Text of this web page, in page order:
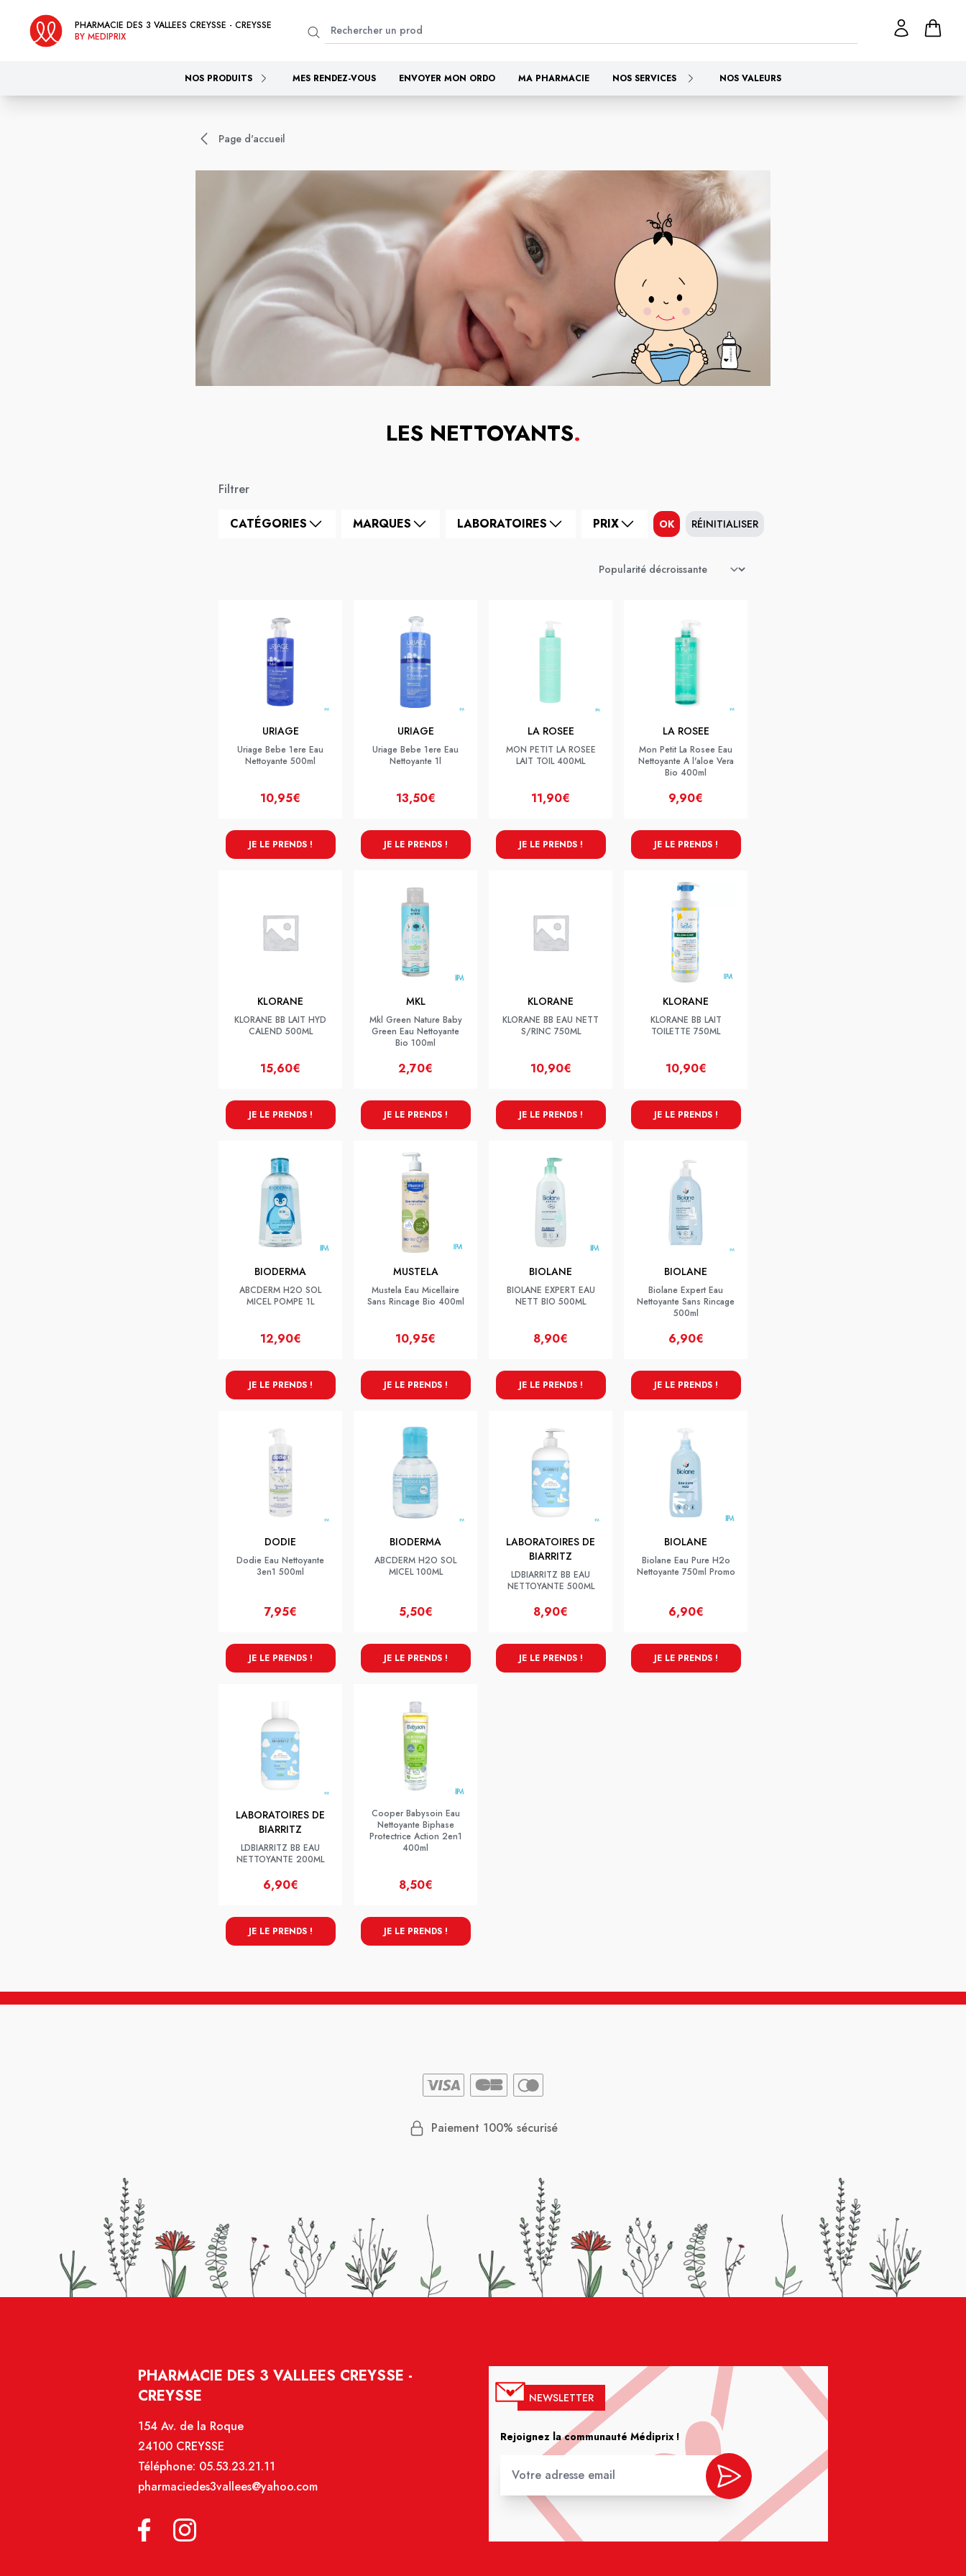
PHARMACIE DES 3 VALLEES CREYSSE - CREYSSE
BY MEDIPRIX
NOS PRODUITS MES RENDEZ-VOUS ENVOYER MON ORDO MA PHARMACIE NOS SERVICES NOS VALEURS
Page d'accueil
LES NETTOYANTS.
Filtrer
CATÉGORIES MARQUES LABORATOIRES PRIX OK RÉINITIALISER
URIAGE
Uriage Bebe 1ere Eau
Nettoyante 500ml
10,95€
JE LE PRENDS !
URIAGE
Uriage Bebe 1ere Eau
Nettoyante 1l
13,50€
JE LE PRENDS !
LA ROSEE
MON PETIT LA ROSEE
LAIT TOIL 400ML
11,90€
JE LE PRENDS !
LA ROSEE
Mon Petit La Rosee Eau
Nettoyante A l'aloe Vera
Bio 400ml
9,90€
JE LE PRENDS !
KLORANE
KLORANE BB LAIT HYD
CALEND 500ML
15,60€
JE LE PRENDS !
MKL
Mkl Green Nature Baby
Green Eau Nettoyante
Bio 100ml
2,70€
JE LE PRENDS !
KLORANE
KLORANE BB EAU NETT
S/RINC 750ML
10,90€
JE LE PRENDS !
KLORANE
KLORANE BB LAIT
TOILETTE 750ML
10,90€
JE LE PRENDS !
BIODERMA
ABCDERM H2O SOL
MICEL POMPE 1L
12,90€
JE LE PRENDS !
MUSTELA
Mustela Eau Micellaire
Sans Rincage Bio 400ml
10,95€
JE LE PRENDS !
BIOLANE
BIOLANE EXPERT EAU
NETT BIO 500ML
8,90€
JE LE PRENDS !
BIOLANE
Biolane Expert Eau
Nettoyante Sans Rincage
500ml
6,90€
JE LE PRENDS !
DODIE
Dodie Eau Nettoyante
3en1 500ml
7,95€
JE LE PRENDS !
BIODERMA
ABCDERM H2O SOL
MICEL 100ML
5,50€
JE LE PRENDS !
LABORATOIRES DE
BIARRITZ
LDBIARRITZ BB EAU
NETTOYANTE 500ML
8,90€
JE LE PRENDS !
BIOLANE
Biolane Eau Pure H2o
Nettoyante 750ml Promo
6,90€
JE LE PRENDS !
LABORATOIRES DE
BIARRITZ
LDBIARRITZ BB EAU
NETTOYANTE 200ML
6,90€
JE LE PRENDS !
Cooper Babysoin Eau
Nettoyante Biphase
Protectrice Action 2en1
400ml
8,50€
JE LE PRENDS !
Paiement 100% sécurisé
PHARMACIE DES 3 VALLEES CREYSSE -
CREYSSE
154 Av. de la Roque
24100 CREYSSE
Téléphone: 05.53.23.21.11
pharmaciedes3vallees@yahoo.com
NEWSLETTER
Rejoignez la communauté Médiprix !